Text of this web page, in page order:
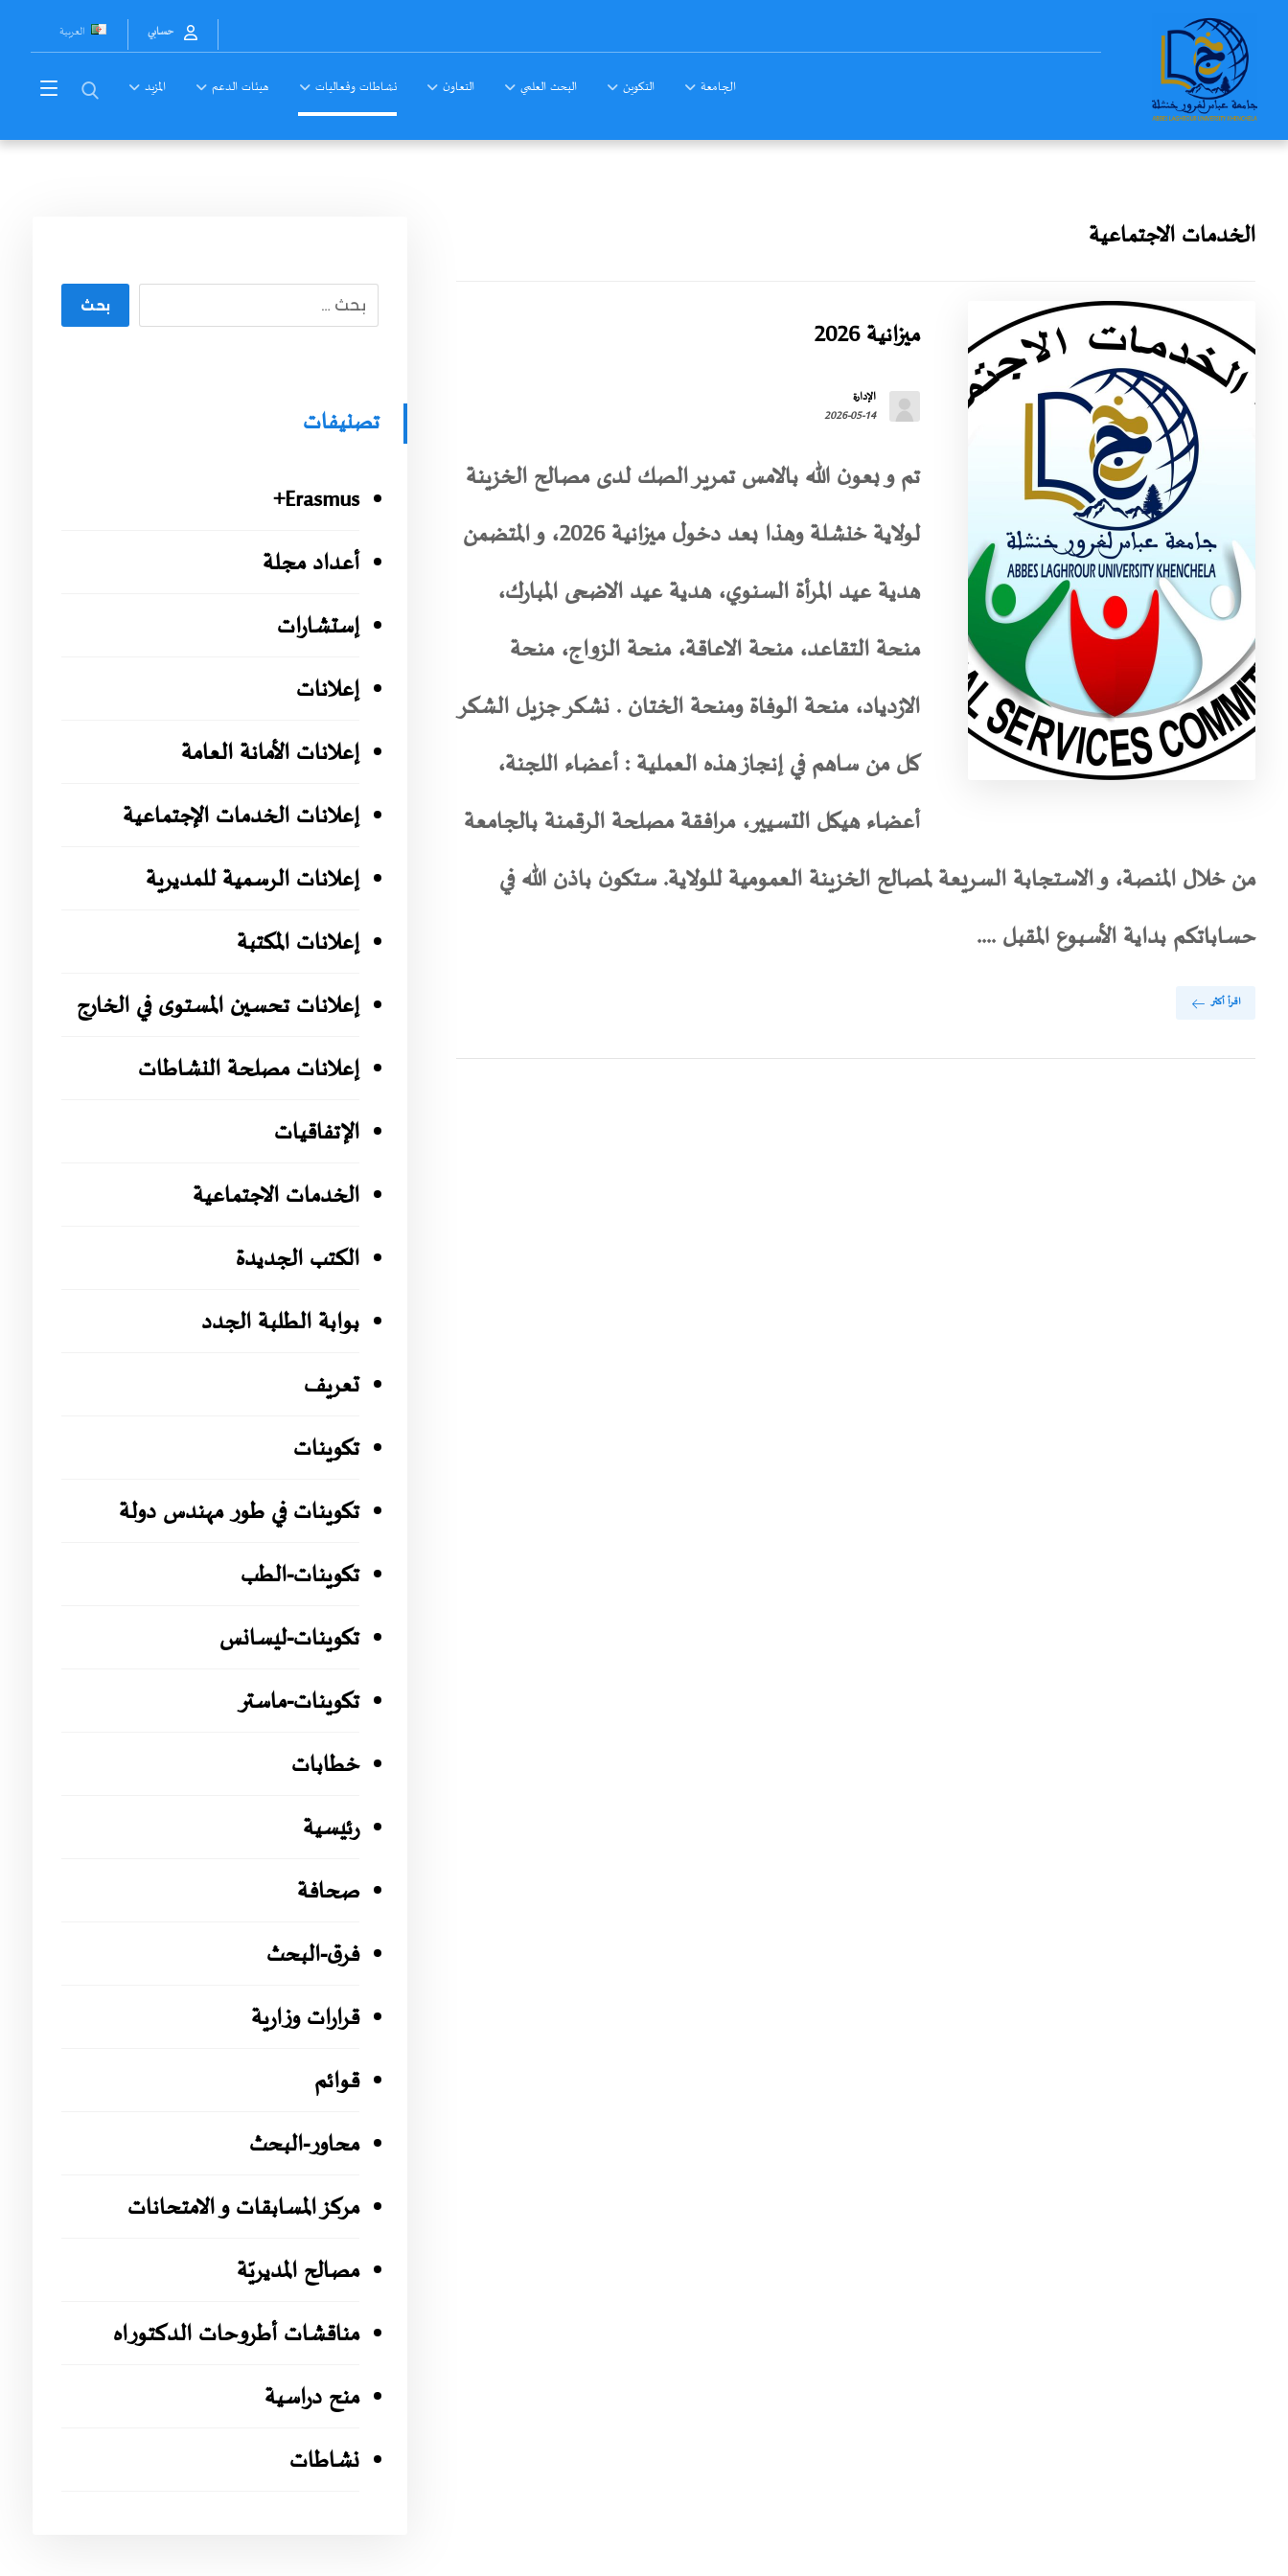
العربية حسابي
الجامعة التكوين البحث العلمي التعاون نشاطات وفعاليات هيئات الدعم المزيد
الخدمات الاجتماعية
ميزانية 2026
الإدارة
2026-05-14
تم و بعون الله بالامس تمرير الصك لدى مصالح الخزينة
لولاية خنشلة وهذا بعد دخول ميزانية 2026، و المتضمن
هدية عيد المرأة السنوي، هدية عيد الاضحى المبارك،
منحة التقاعد، منحة الاعاقة، منحة الزواج، منحة
الازدياد، منحة الوفاة ومنحة الختان . نشكر جزيل الشكر
كل من ساهم في إنجاز هذه العملية : أعضاء اللجنة،
أعضاء هيكل التسيير، مرافقة مصلحة الرقمنة بالجامعة
من خلال المنصة، و الاستجابة السريعة لمصالح الخزينة العمومية للولاية. ستكون باذن الله في
حساباتكم بداية الأسبوع المقبل ....
اقرأ أكثر
بحث
تصنيفات
Erasmus+
أعداد مجلة
إستشارات
إعلانات
إعلانات الأمانة العامة
إعلانات الخدمات الإجتماعية
إعلانات الرسمية للمديرية
إعلانات المكتبة
إعلانات تحسين المستوى في الخارج
إعلانات مصلحة النشاطات
الإتفاقيات
الخدمات الاجتماعية
الكتب الجديدة
بوابة الطلبة الجدد
تعريف
تكوينات
تكوينات في طور مهندس دولة
تكوينات-الطب
تكوينات-ليسانس
تكوينات-ماستر
خطابات
رئيسية
صحافة
فرق-البحث
قرارات وزارية
قوائم
محاور-البحث
مركز المسابقات و الامتحانات
مصالح المديريّة
مناقشات أطروحات الدكتوراه
منح دراسية
نشاطات